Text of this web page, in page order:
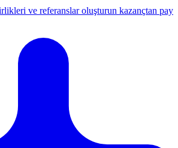
ve referanslar oluşturun kazançtan pay